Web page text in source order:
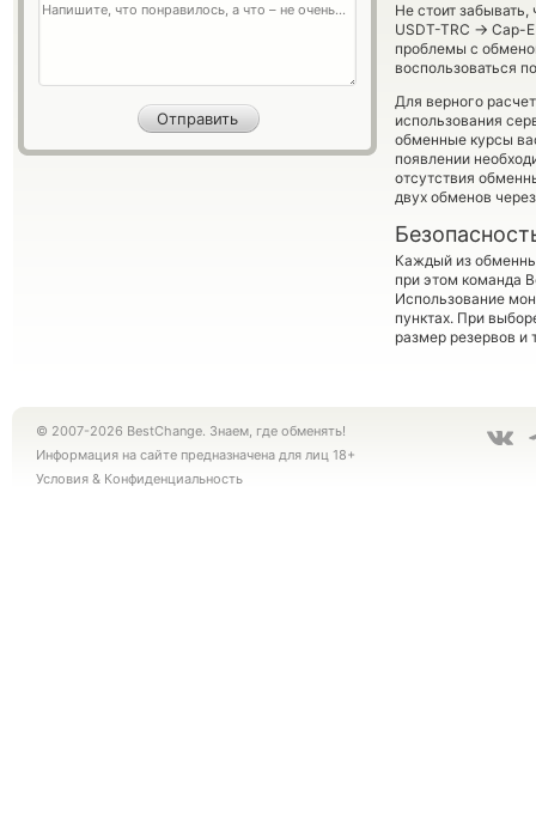
Не стоит
USDT-TRC → Cap-
проблемы с
воспользоваться
Для верного
использования
обменные курсы
появлении
отсутствия
двух обменов
Каждый из
при этом команда
Использование
пунктах. При
размер резервов и
© 2007-2026 BestChange. Знаем, где обменять!
Информация на сайте предназначена для лиц 18+
Условия & Конфиденциальность